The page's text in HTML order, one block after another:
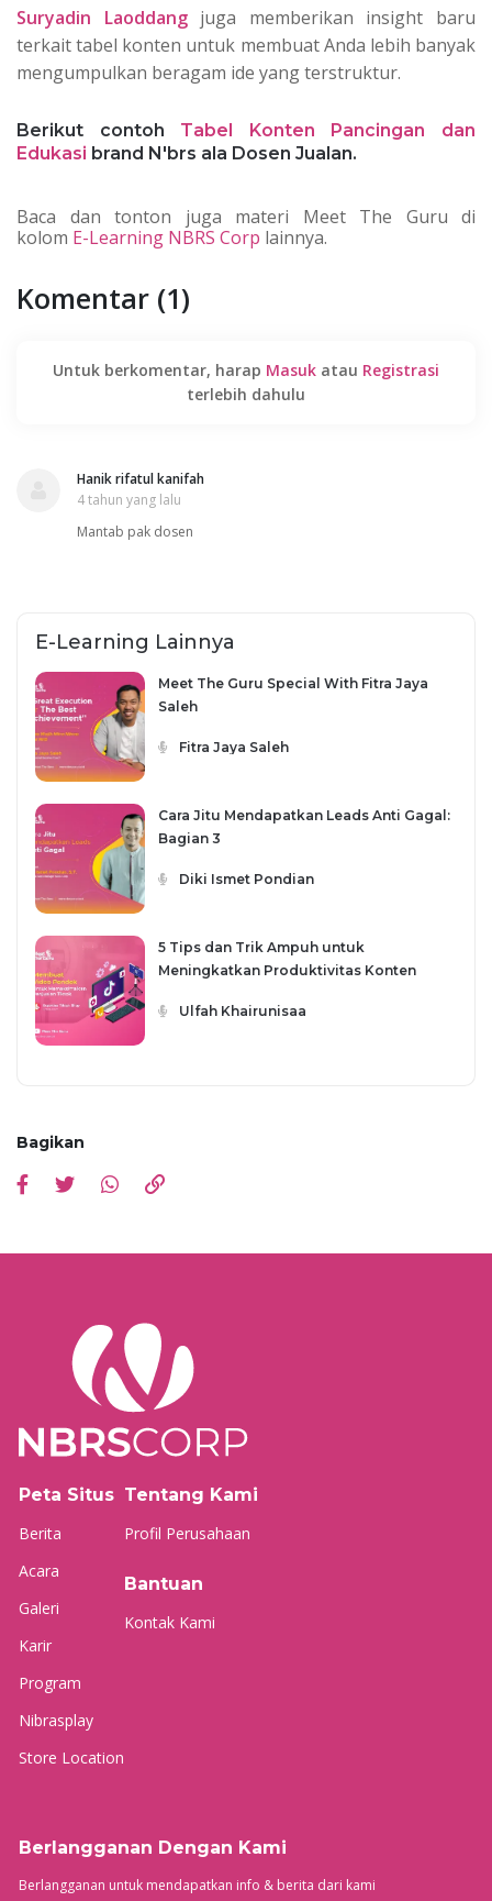
Suryadin Laoddangjuga memberikan insight baru
terkait tabel konten untuk membuat Anda lebih banyak
mengumpulkan beragam ide yang terstruktur.
Berikut contoh Tabel Konten Pancingan dan
Edukasi brand N'brs ala Dosen Jualan.
Baca dan tonton juga materi Meet The Guru di
kolom E-Learning NBRS Corp lainnya.
Komentar (1)
Untuk berkomentar, harap Masuk atau Registrasi
terlebih dahulu
Hanik rifatul kanifah
4 tahun yang lalu
Mantab pak dosen
E-Learning Lainnya
Meet The Guru Special With Fitra Jaya
Saleh
Fitra Jaya Saleh
Cara Jitu Mendapatkan Leads Anti Gagal:
Bagian 3
Diki Ismet Pondian
5 Tips dan Trik Ampuh untuk
Meningkatkan Produktivitas Konten
Ulfah Khairunisaa
Bagikan
Peta Situs
Berita
Acara
Galeri
Karir
Program
Nibrasplay
Store Location
Tentang Kami
Profil Perusahaan
Bantuan
Kontak Kami
Berlangganan Dengan Kami
Berlangganan untuk mendapatkan info & berita dari kami